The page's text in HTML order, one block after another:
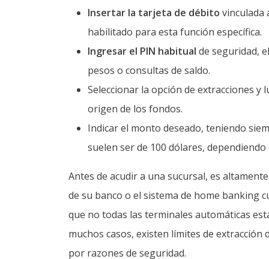
Insertar la tarjeta de débito vinculada
habilitado para esta función específica.
Ingresar el PIN habitual de seguridad,
pesos o consultas de saldo.
Seleccionar la opción de extracciones
origen de los fondos.
Indicar el monto deseado, teniendo
suelen ser de 100 dólares, dependiendo
Antes de acudir a una sucursal, es
de su banco o el sistema de home banking
que no todas las terminales automáticas
muchos casos, existen límites de
por razones de seguridad.